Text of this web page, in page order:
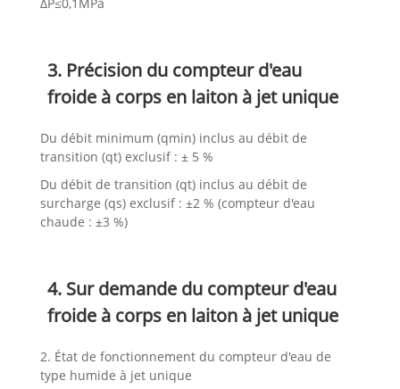
3. Précision du compteur d'eau
froide à corps en laiton à jet unique
Du débit minimum (qmin) inclus au débit de
transition (qt) exclusif : ± 5 %
Du débit de transition (qt) inclus au débit de
surcharge (qs) exclusif : ±2 % (compteur d'eau
chaude : ±3 %)
4. Sur demande du compteur d'eau
froide à corps en laiton à jet unique
2. État de fonctionnement du compteur d'eau de
type humide à jet unique